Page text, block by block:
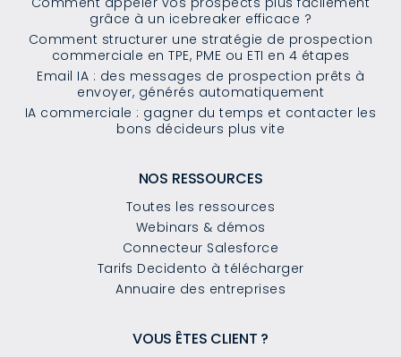
grâce à un icebreaker efficace ?
Comment structurer une stratégie de prospection
commerciale en TPE, PME ou ETI en 4 étapes
Email IA : des messages de prospection prêts à
envoyer, générés automatiquement
IA commerciale : gagner du temps et contacter les
bons décideurs plus vite
NOS RESSOURCES
Toutes les ressources
Webinars & démos
Connecteur Salesforce
Tarifs Decidento à télécharger
Annuaire des entreprises
VOUS ÊTES CLIENT ?